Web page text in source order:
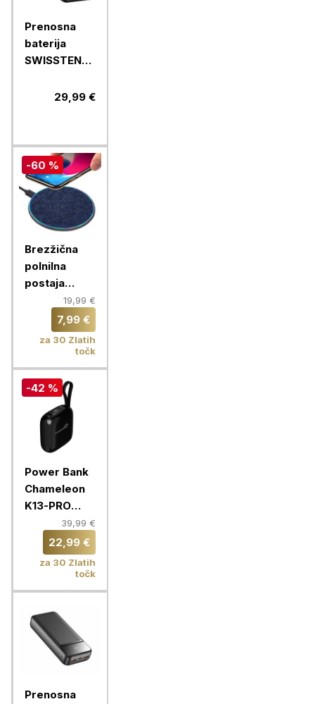
Prenosna
baterija
SWISSTEN
20000 MAH,
29,99 €
-60 %
Brezžična
polnilna
postaja
RIVACASE,
brezžični
polnilec
VA4915 BL3
QC Fast
19,99 €
7,99 €
za 30 Zlatih
točk
-42 %
Power Bank
Chameleon
K13-PRO
10000mAh
39,99 €
22,99 €
za 30 Zlatih
točk
Prenosna